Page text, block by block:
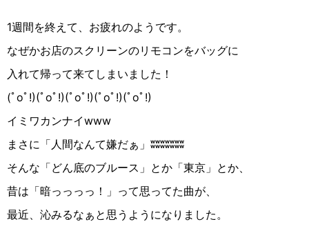
1週間を終えて、お疲れのようです。
なぜかお店のスクリーンのリモコンをバッグに
入れて帰って来てしまいました！
(ﾟoﾟ !)(ﾟoﾟ !)(ﾟoﾟ !)(ﾟoﾟ !)(ﾟoﾟ !)
イミワカンナイwww
まさに「人間なんて嫌だぁ」 ʬʬʬʬʬʬʬ
そんな「どん底のブルース」とか「東京」とか、
昔は「暗っっっっ！」って思ってた曲が、
最近、沁みるなぁと思うようになりました。